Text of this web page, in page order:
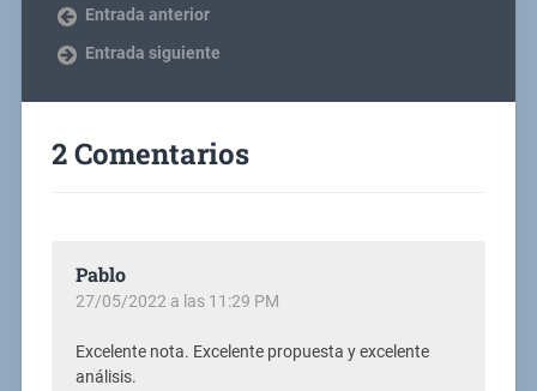
Entrada anterior
Entrada siguiente
2 Comentarios
Pablo
27/05/2022 a las 11:29 PM
Excelente nota. Excelente propuesta y excelente
análisis.